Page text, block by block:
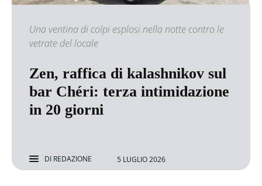
Una ventina di colpi esplosi nella notte contro le
vetrate del locale
Zen, raffica di kalashnikov sul
bar Chéri: terza intimidazione
in 20 giorni
DI REDAZIONE 5 LUGLIO 2026